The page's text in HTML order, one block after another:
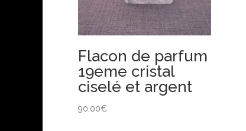
Flacon de parfum
19eme cristal
ciselé et argent
90,00€